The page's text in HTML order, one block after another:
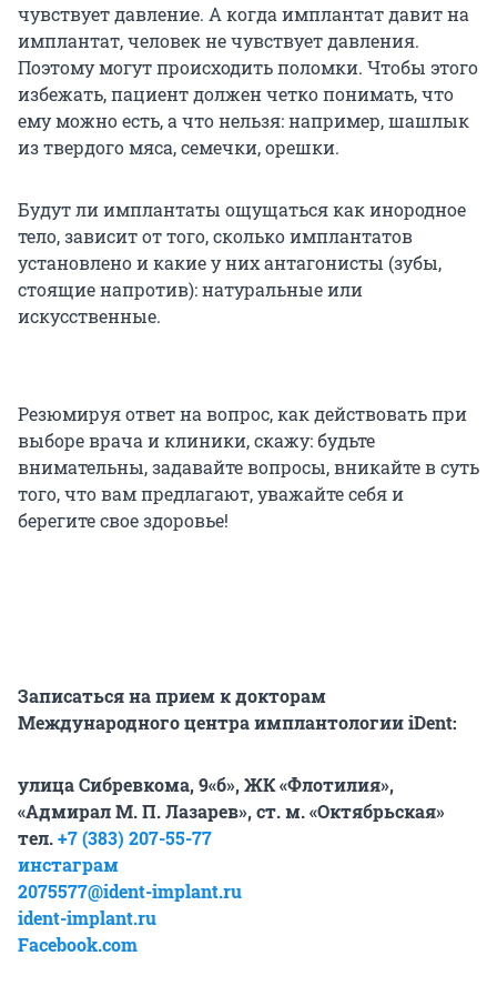
чувствует давление. А когда имплантат давит на
имплантат, человек не чувствует давления.
Поэтому могут происходить поломки. Чтобы этого
избежать, пациент должен четко понимать, что
ему можно есть, а что нельзя: например, шашлык
из твердого мяса, семечки, орешки.
Будут ли имплантаты ощущаться как инородное
тело, зависит от того, сколько имплантатов
установлено и какие у них антагонисты (зубы,
стоящие напротив): натуральные или
искусственные.
Резюмируя ответ на вопрос, как действовать при
выборе врача и клиники, скажу: будьте
внимательны, задавайте вопросы, вникайте в суть
того, что вам предлагают, уважайте себя и
берегите свое здоровье!
Записаться на прием к докторам
Международного центра имплантологии iDent:
улица Сибревкома, 9«б», ЖК «Флотилия»,
«Адмирал М. П. Лазарев», ст. м. «Октябрьская»
тел.+7 (383) 207-55-77
инстаграм
2075577@ident-implant.ru
ident-implant.ru
Facebook.com